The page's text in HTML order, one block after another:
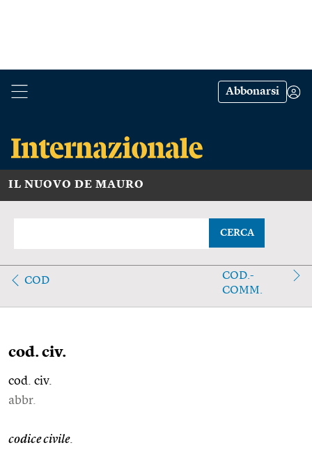
Abbonarsi
IL NUOVO DE MAURO
CERCA
COD
COD.-
COMM.
cod. civ.
cod. civ.
abbr.
codice civile.